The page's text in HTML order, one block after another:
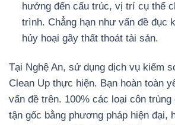
hưởng đến cấu trúc, vị trí cụ thể
trình. Chẳng hạn như vấn đề đục
hủy hoại gây thất thoát tài sản.
Tại Nghệ An, sử dụng dịch vụ kiểm
Clean Up thực hiện. Bạn hoàn toàn
vấn đề trên. 100% các loại côn
tận gốc bằng phương pháp hiện đại,